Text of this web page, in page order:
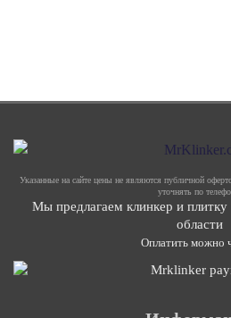
Указанные на сайте цены не являются публичной
уточнять по
Мы предлагаем клинкер и
области
Оплатить можно